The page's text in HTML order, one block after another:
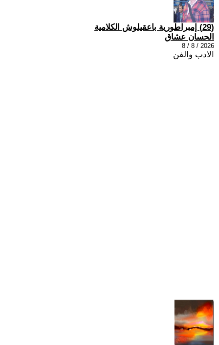
(29) إمبراطورية باعقيلوش الكلامية
الحسان عشاق
2026 / 8 / 8
الادب والفن